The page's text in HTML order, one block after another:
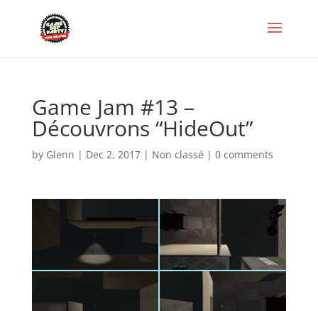
Game Jam #13 –
Découvrons “HideOut”
by Glenn | Dec 2, 2017| Non classé | 0 comments